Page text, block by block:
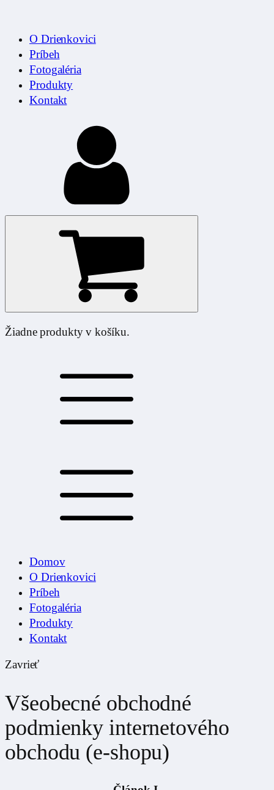
O Drienkovici
Príbeh
Fotogaléria
Produkty
Kontakt
Žiadne produkty v košíku.
Domov
O Drienkovici
Príbeh
Fotogaléria
Produkty
Kontakt
Zavrieť
Všeobecné obchodné
podmienky internetového
obchodu (e-shopu)